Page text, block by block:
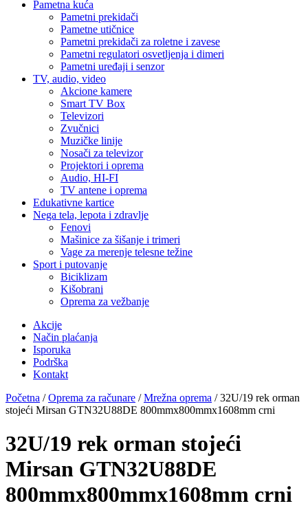
Pametna kuća
Pametni prekidači
Pametne utičnice
Pametni prekidači za roletne i zavese
Pametni regulatori osvetljenja i dimeri
Pametni uređaji i senzor
TV, audio, video
Akcione kamere
Smart TV Box
Televizori
Zvučnici
Muzičke linije
Nosači za televizor
Projektori i oprema
Audio, HI-FI
TV antene i oprema
Edukativne kartice
Nega tela, lepota i zdravlje
Fenovi
Mašinice za šišanje i trimeri
Vage za merenje telesne težine
Sport i putovanje
Biciklizam
Kišobrani
Oprema za vežbanje
Akcije
Način plaćanja
Isporuka
Podrška
Kontakt
Početna /Oprema za računare /Mrežna oprema / 32U/19 rek orman
stojeći Mirsan GTN32U88DE 800mmx800mmx1608mm crni
32U/19 rek orman stojeći
Mirsan GTN32U88DE
800mmx800mmx1608mm crni